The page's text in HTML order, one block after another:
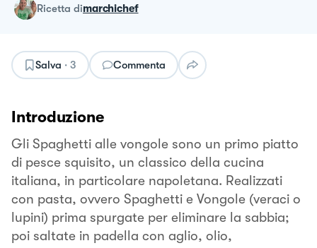
ricetta dimarchichef
Salva · 3 Commenta
Introduzione
Gli Spaghetti alle vongole sono un primo piatto
di pesce squisito, un classico della cucina
italiana, in particolare napoletana. Realizzati
con pasta, ovvero Spaghetti e Vongole (veraci o
lupini) prima spurgate per eliminare la sabbia;
poi saltate in padella con aglio, olio,